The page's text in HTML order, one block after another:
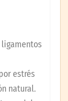
estrés
natural.